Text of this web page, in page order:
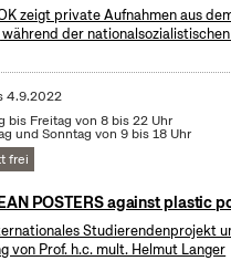
zeigt private Aufnahmen aus
der
4.9.2022
bis Freitag von 8 bis 22 Uhr
und Sonntag von 9 bis 18 Uhr
frei
POSTERS against plastic
Studierendenprojekt
von Prof. h.c. mult. Helmut Langer